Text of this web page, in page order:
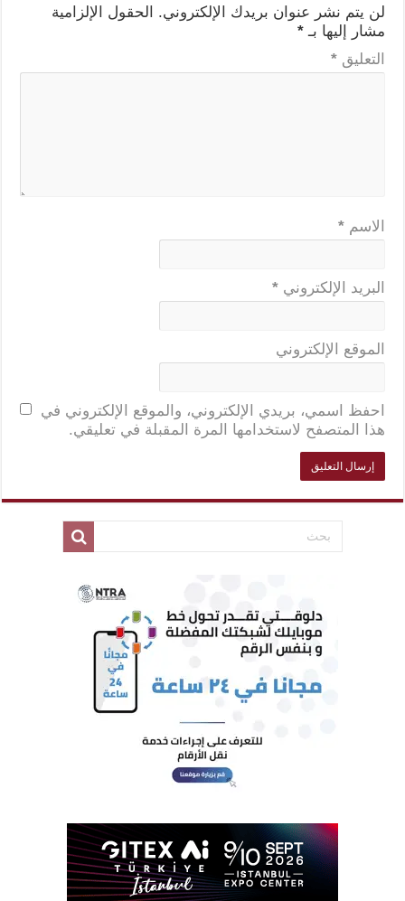
لن يتم نشر عنوان بريدك الإلكتروني.
الحقول الإلزامية
مشار إليها بـ *
التعليق *
الاسم *
البريد الإلكتروني *
الموقع الإلكتروني
احفظ اسمي، بريدي الإلكتروني، والموقع الإلكتروني في
هذا المتصفح لاستخدامها المرة المقبلة في تعليقي.